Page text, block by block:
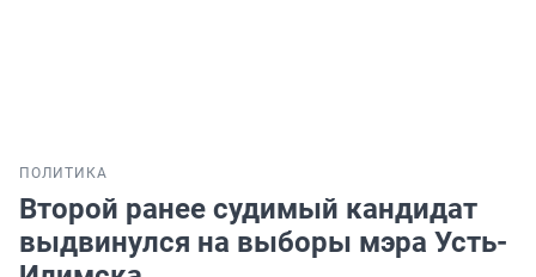
ПОЛИТИКА
Второй ранее судимый кандидат
выдвинулся на выборы мэра Усть-